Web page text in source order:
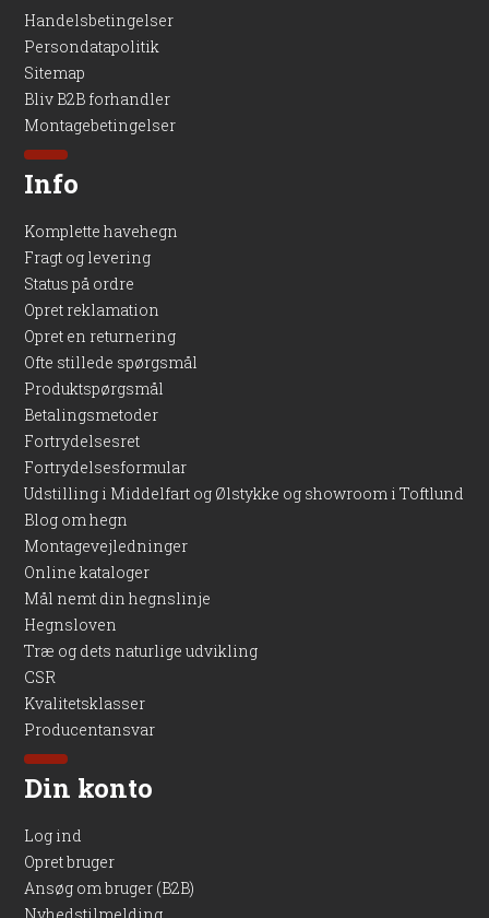
Handelsbetingelser
Persondatapolitik
Sitemap
Bliv B2B forhandler
Montagebetingelser
Info
Komplette havehegn
Fragt og levering
Status på ordre
Opret reklamation
Opret en returnering
Ofte stillede spørgsmål
Produktspørgsmål
Betalingsmetoder
Fortrydelsesret
Fortrydelsesformular
Udstilling i Middelfart og Ølstykke og showroom i Toftlund
Blog om hegn
Montagevejledninger
Online kataloger
Mål nemt din hegnslinje
Hegnsloven
Træ og dets naturlige udvikling
CSR
Kvalitetsklasser
Producentansvar
Din konto
Log ind
Opret bruger
Ansøg om bruger (B2B)
Nyhedstilmelding